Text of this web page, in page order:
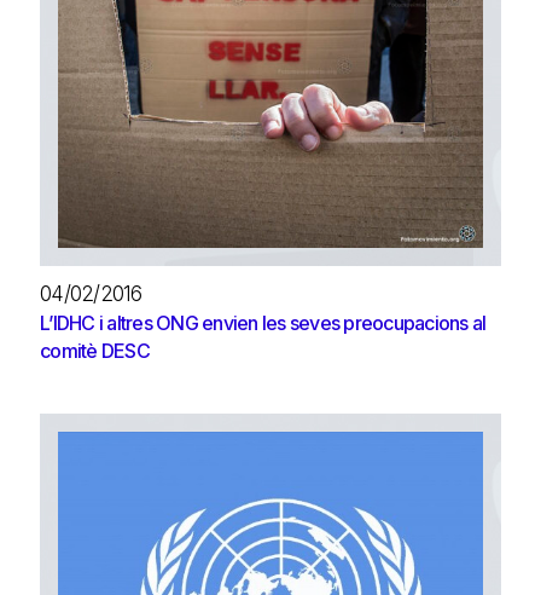
04/02/2016
L’IDHC i altres ONG envien les seves preocupacions al
comitè DESC